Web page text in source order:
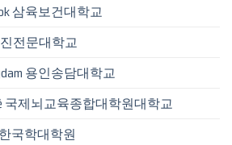
삼육보건대학교
진전문대학교
용인송담대학교
국제뇌교육종합대학원대학교
한국학대학원